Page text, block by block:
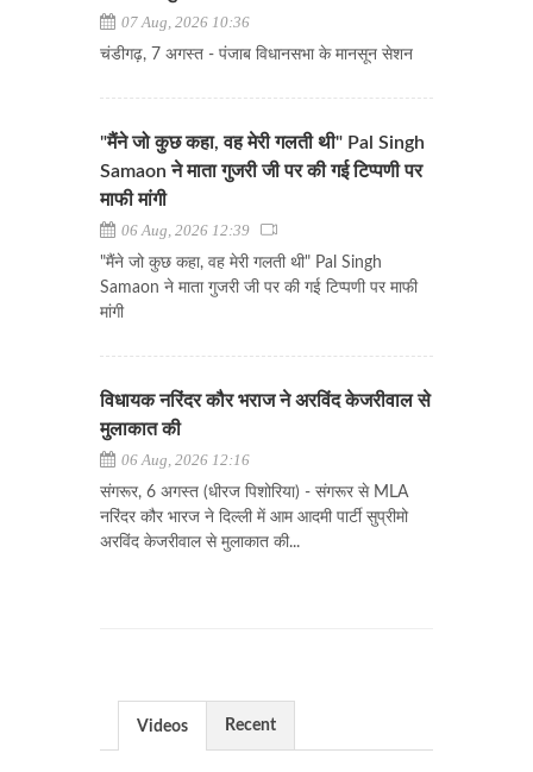
07 Aug, 2026 10:36
चंडीगढ़, 7 अगस्त - पंजाब विधानसभा के मानसून सेशन
"मैंने जो कुछ कहा, वह मेरी गलती थी" Pal Singh
Samaon ने माता गुजरी जी पर की गई टिप्पणी पर
माफी मांगी
06 Aug, 2026 12:39
"मैंने जो कुछ कहा, वह मेरी गलती थी" Pal Singh
Samaon ने माता गुजरी जी पर की गई टिप्पणी पर माफी
मांगी
विधायक नरिंदर कौर भराज ने अरविंद केजरीवाल से
मुलाकात की
06 Aug, 2026 12:16
संगरूर, 6 अगस्त (धीरज पिशोरिया) - संगरूर से MLA
नरिंदर कौर भारज ने दिल्ली में आम आदमी पार्टी सुप्रीमो
अरविंद केजरीवाल से मुलाकात की...
Videos Recent